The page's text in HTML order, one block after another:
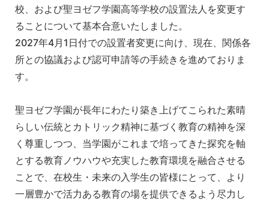
校、および聖ヨゼフ学園高等学校の設置法人を変更す
ることについて基本合意いたしました。
2027年4月1日付での設置者変更に向け、現在、関係各
所との協議および認可申請等の手続きを進めておりま
す。
聖ヨゼフ学園が長年にわたり築き上げてこられた素晴
らしい伝統とカトリック精神に基づく教育の精神を深
く尊重しつつ、当学園がこれまで培ってきた探究を軸
とする教育ノウハウや充実した教育環境を融合させる
ことで、在校生・未来の入学生の皆様にとって、より
一層豊かで活力ある教育の場を提供できるよう尽力し